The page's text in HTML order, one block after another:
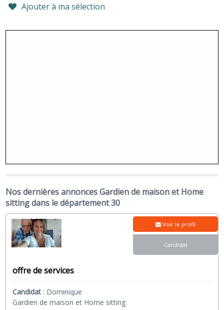
Ajouter à ma sélection
Nos dernières annonces Gardien de maison et Home
sitting dans le département 30
offre de services
Candidat : Dominique
Gardien de maison et Home sitting
Voir le profil
Candidat